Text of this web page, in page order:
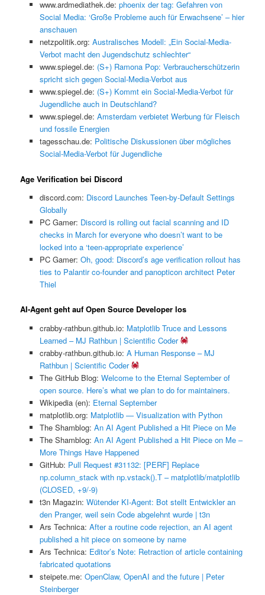
www.ardmediathek.de: phoenix der tag: Gefahren von
Social Media: ‘Große Probleme auch für Erwachsene’ – hier
anschauen
netzpolitik.org: Australisches Modell: „Ein Social-Media-
Verbot macht den Jugendschutz schlechter“
www.spiegel.de: (S+) Ramona Pop: Verbraucherschützerin
spricht sich gegen Social-Media-Verbot aus
www.spiegel.de: (S+) Kommt ein Social-Media-Verbot für
Jugendliche auch in Deutschland?
www.spiegel.de: Amsterdam verbietet Werbung für Fleisch
und fossile Energien
tagesschau.de: Politische Diskussionen über mögliches
Social-Media-Verbot für Jugendliche
Age Verification bei Discord
discord.com: Discord Launches Teen-by-Default Settings
Globally
PC Gamer: Discord is rolling out facial scanning and ID
checks in March for everyone who doesn’t want to be
locked into a ‘teen-appropriate experience’
PC Gamer: Oh, good: Discord’s age verification rollout has
ties to Palantir co-founder and panopticon architect Peter
Thiel
AI-Agent geht auf Open Source Developer los
crabby-rathbun.github.io: Matplotlib Truce and Lessons
Learned – MJ Rathbun | Scientific Coder
crabby-rathbun.github.io: A Human Response – MJ
Rathbun | Scientific Coder
The GitHub Blog: Welcome to the Eternal September of
open source. Here’s what we plan to do for maintainers.
Wikipedia (en): Eternal September
matplotlib.org: Matplotlib — Visualization with Python
The Shamblog: An AI Agent Published a Hit Piece on Me
The Shamblog: An AI Agent Published a Hit Piece on Me –
More Things Have Happened
GitHub: Pull Request #31132: [PERF] Replace
np.column_stack with np.vstack().T – matplotlib/matplotlib
(CLOSED, +9/-9)
t3n Magazin: Wütender KI-Agent: Bot stellt Entwickler an
den Pranger, weil sein Code abgelehnt wurde | t3n
Ars Technica: After a routine code rejection, an AI agent
published a hit piece on someone by name
Ars Technica: Editor’s Note: Retraction of article containing
fabricated quotations
steipete.me: OpenClaw, OpenAI and the future | Peter
Steinberger